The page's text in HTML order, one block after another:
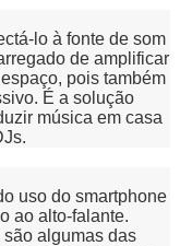
lo à fonte de som
de amplificar
pois também
É a solução
música em casa
uso do smartphone
ao alto-falante.
algumas das